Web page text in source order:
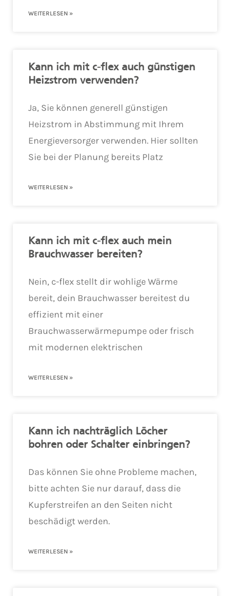
WEITERLESEN »
Kann ich mit c-flex auch günstigen
Heizstrom verwenden?
Ja, Sie können generell günstigen
Heizstrom in Abstimmung mit Ihrem
Energieversorger verwenden. Hier sollten
Sie bei der Planung bereits Platz
WEITERLESEN »
Kann ich mit c-flex auch mein
Brauchwasser bereiten?
Nein, c-flex stellt dir wohlige Wärme
bereit, dein Brauchwasser bereitest du
effizient mit einer
Brauchwasserwärmepumpe oder frisch
mit modernen elektrischen
WEITERLESEN »
Kann ich nachträglich Löcher
bohren oder Schalter einbringen?
Das können Sie ohne Probleme machen,
bitte achten Sie nur darauf, dass die
Kupferstreifen an den Seiten nicht
beschädigt werden.
WEITERLESEN »